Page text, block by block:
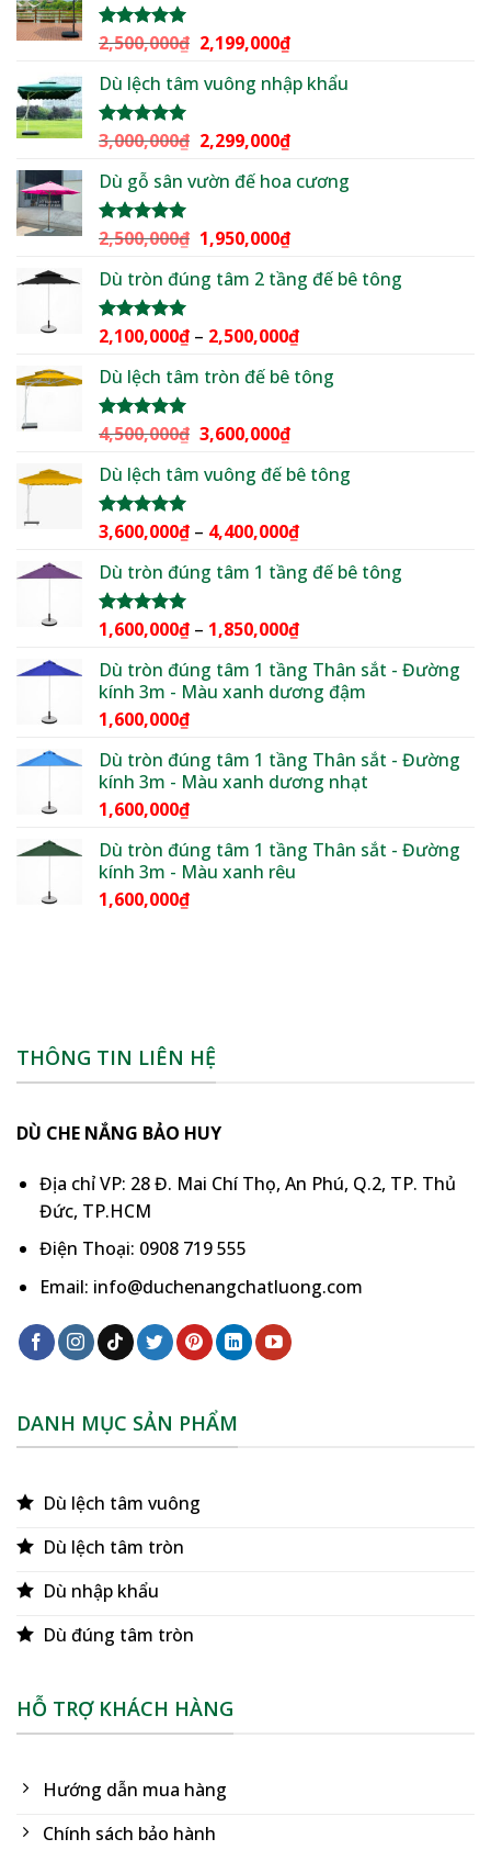
Được xếp
5 sao
2,500,000₫ Giá
là:
2,199,000₫Giá
tại
2,199,000₫.
Dù lệch tâm vuông nhập khẩu
Được xếp
5 sao
3,000,000₫ Giá
là:
2,299,000₫Giá
tại
2,299,000₫.
Dù gỗ sân vườn đế hoa cương
Được xếp
5 sao
2,500,000₫ Giá
là:
1,950,000₫Giá
tại
1,950,000₫.
Dù tròn đúng tâm 2 tầng đế bê tông
Được xếp
5 sao
2,100,000₫ – 2,500,000₫Khoảng
từ
Dù lệch tâm tròn đế bê tông
Được xếp
5 sao
4,500,000₫ Giá
là:
3,600,000₫Giá
tại
3,600,000₫.
Dù lệch tâm vuông đế bê tông
Được xếp
5 sao
3,600,000₫ – 4,400,000₫Khoảng
từ
đến
Dù tròn đúng tâm 1 tầng đế bê tông
Được xếp
5 sao
1,600,000₫ – 1,850,000₫Khoảng
từ
1,600,000₫
Dù tròn đúng tâm 1 tầng Thân sắt - Đường
kính 3m - Màu xanh dương đậm
1,600,000₫
Dù tròn đúng tâm 1 tầng Thân sắt - Đường
kính 3m - Màu xanh dương nhạt
1,600,000₫
Dù tròn đúng tâm 1 tầng Thân sắt - Đường
kính 3m - Màu xanh rêu
1,600,000₫
THÔNG TIN LIÊN HỆ
DÙ CHE NẮNG BẢO HUY
Địa chỉ VP: 28 Đ. Mai Chí Thọ, An Phú, Q.2, TP. Thủ
Đức, TP.HCM
Điện Thoại: 0908 719 555
Email: info@duchenangchatluong.com
DANH MỤC SẢN PHẨM
Dù lệch tâm vuông
Dù lệch tâm tròn
Dù nhập khẩu
Dù đúng tâm tròn
HỖ TRỢ KHÁCH HÀNG
Hướng dẫn mua hàng
Chính sách bảo hành